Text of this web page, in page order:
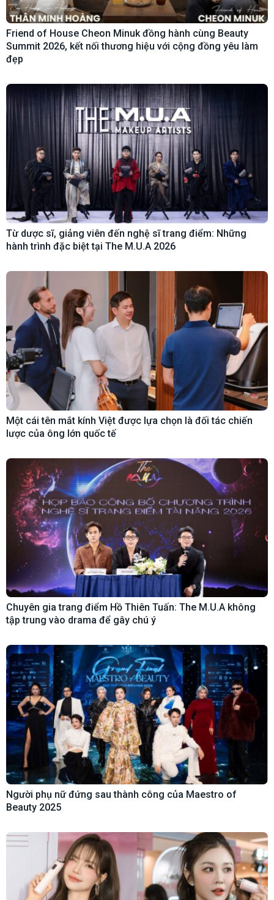
Friend of House Cheon Minuk đồng hành cùng Beauty
Summit 2026, kết nối thương hiệu với cộng đồng yêu làm
đẹp
Từ dược sĩ, giảng viên đến nghệ sĩ trang điểm: Những
hành trình đặc biệt tại The M.U.A 2026
Một cái tên mắt kính Việt được lựa chọn là đối tác chiến
lược của ông lớn quốc tế
Chuyên gia trang điểm Hồ Thiên Tuấn: The M.U.A không
tập trung vào drama để gây chú ý
Người phụ nữ đứng sau thành công của Maestro of
Beauty 2025